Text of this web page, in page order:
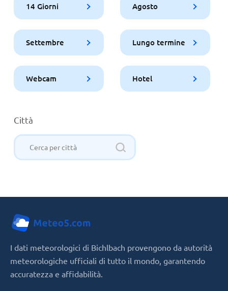
14 Giorni Agosto
Settembre Lungo termine
Webcam Hotel
Città
I dati meteorologici di Bichlbach provengono da autorità
meteorologiche ufficiali di tutto il mondo, garantendo
accuratezza e affidabilità.